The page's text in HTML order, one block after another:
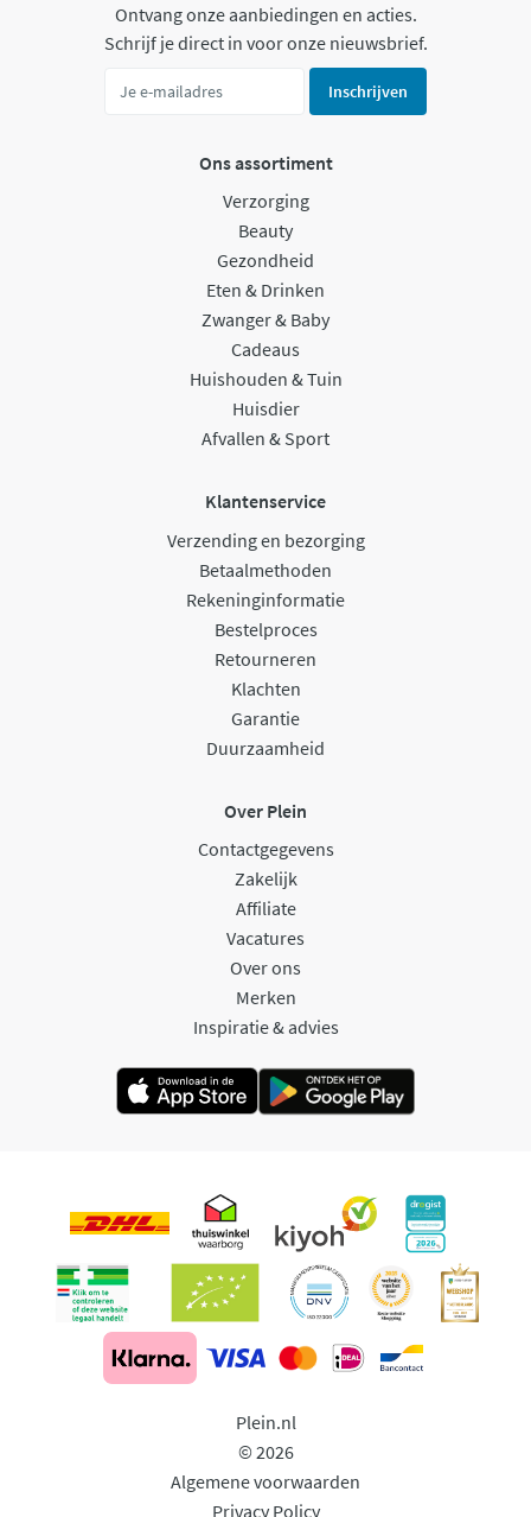
Ontvang onze aanbiedingen en acties.
Schrijf je direct in voor onze nieuwsbrief.
Inschrijven
Ons assortiment
Verzorging
Beauty
Gezondheid
Eten & Drinken
Zwanger & Baby
Cadeaus
Huishouden & Tuin
Huisdier
Afvallen & Sport
Klantenservice
Verzending en bezorging
Betaalmethoden
Rekeninginformatie
Bestelproces
Retourneren
Klachten
Garantie
Duurzaamheid
Over Plein
Contactgegevens
Zakelijk
Affiliate
Vacatures
Over ons
Merken
Inspiratie & advies
Plein.nl
© 2026
Algemene voorwaarden
Privacy Policy